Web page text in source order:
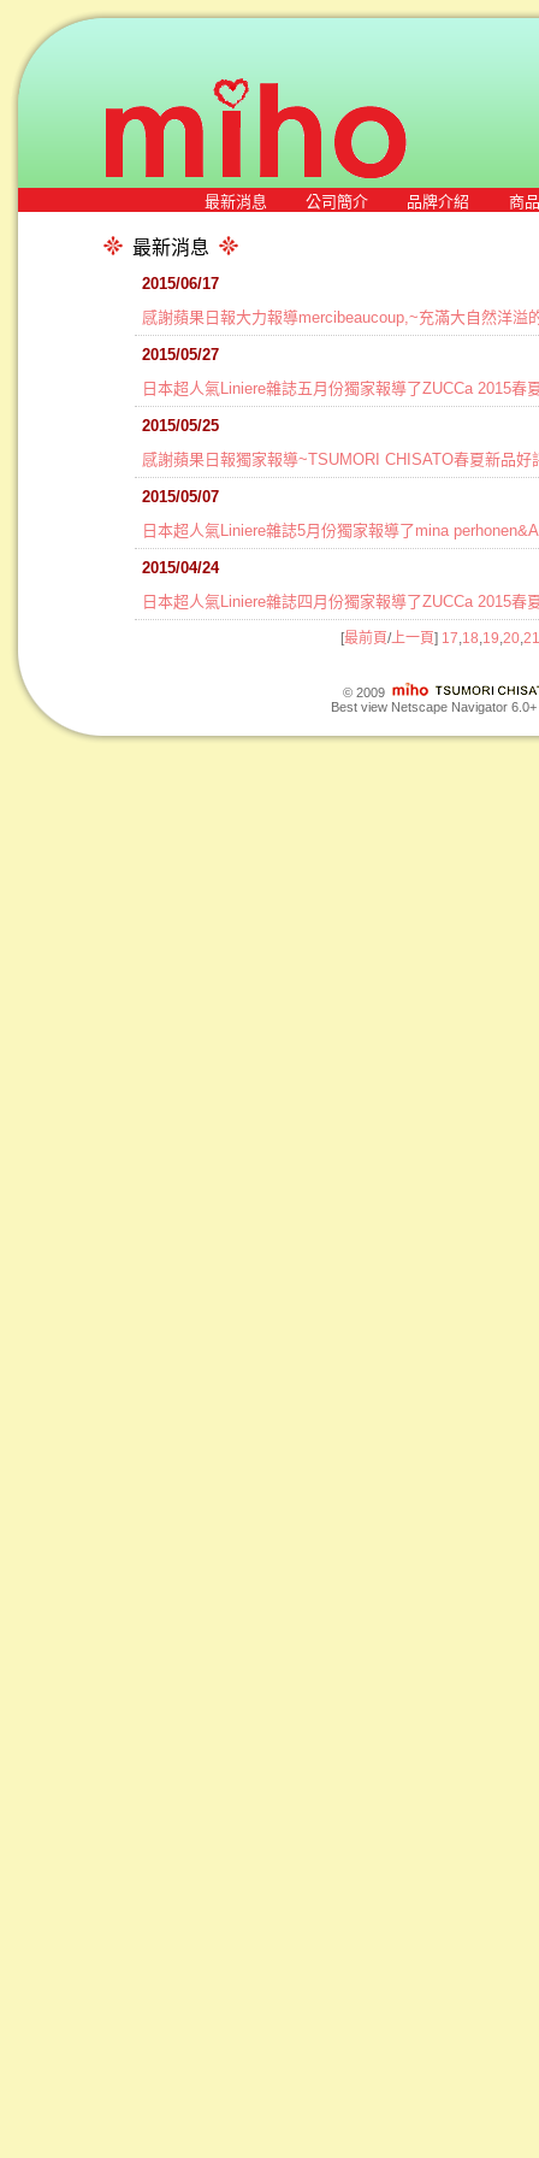
最新消息 公司簡介 品牌介紹 商
最新消息
2015/06/17
感謝蘋果日報大力報導mercibeaucoup,~充滿大自然洋溢
2015/05/27
日本超人氣Liniere雜誌五月份獨家報導了ZUCCa 2015春
2015/05/25
感謝蘋果日報獨家報導~TSUMORI CHISATO春夏新品好
2015/05/07
日本超人氣Liniere雜誌5月份獨家報導了mina
2015/04/24
日本超人氣Liniere雜誌四月份獨家報導了ZUCCa 2015春
[最前頁/上一頁] 17 18 19 20, 21
© 2009
Best view Netscape Navigator